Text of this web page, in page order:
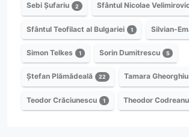
Sebi Șufariu 2 Sfântul Nicolae
Sfântul Teofilact al Bulgariei 1 Silvian-
Simon Telkes 1 Sorin Dumitrescu 5
Ștefan Plămădeală 22 Tamara Gheorghiu
Teodor Crăciunescu 1 Theodor Codreanu